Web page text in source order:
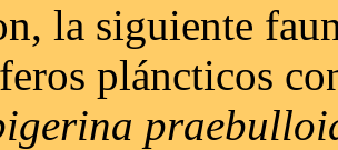
la siguiente
pláncticos